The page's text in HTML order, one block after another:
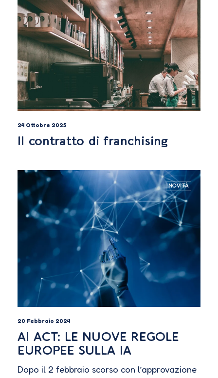
24 Ottobre 2025
Il contratto di franchising
NOVITÀ
20 Febbraio 2024
AI ACT: LE NUOVE REGOLE
EUROPEE SULLA IA
Dopo il 2 febbraio scorso con l’approvazione